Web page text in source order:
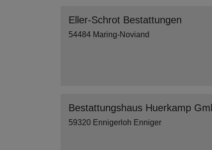
Eller-Schrot Bestattungen
54484 Maring-Noviand
Bestattungshaus Huerkamp
59320 Ennigerloh Enniger